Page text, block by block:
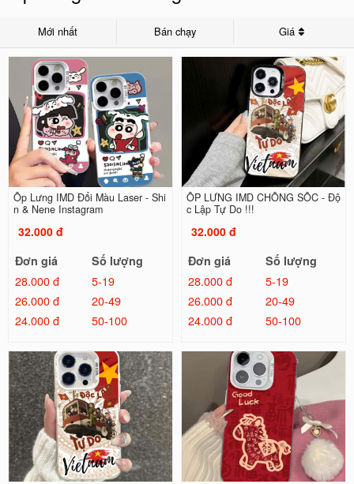
Mới nhất Bán chạy Giá
Ốp Lưng IMD Đổi Màu Laser - Shi
n & Nene Instagram
32.000 đ
Đơn giá
Số lượng
28.000 đ
5-19
26.000 đ
20-49
24.000 đ
50-100
ỐP LƯNG IMD CHỐNG SỐC - Độ
c Lập Tự Do !!!
32.000 đ
Đơn giá
Số lượng
28.000 đ
5-19
26.000 đ
20-49
24.000 đ
50-100